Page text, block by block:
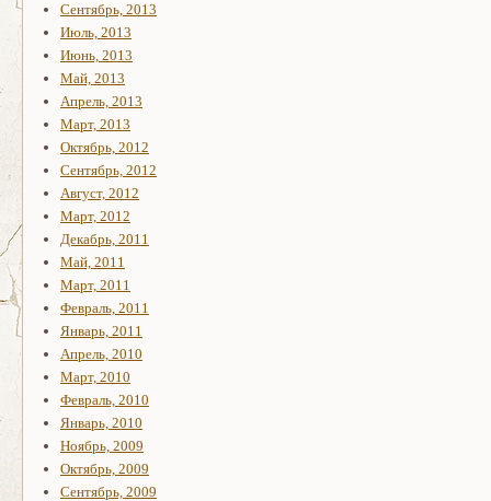
Сентябрь, 2013
Июль, 2013
Июнь, 2013
Май, 2013
Апрель, 2013
Март, 2013
Октябрь, 2012
Сентябрь, 2012
Август, 2012
Март, 2012
Декабрь, 2011
Май, 2011
Март, 2011
Февраль, 2011
Январь, 2011
Апрель, 2010
Март, 2010
Февраль, 2010
Январь, 2010
Ноябрь, 2009
Октябрь, 2009
Сентябрь, 2009